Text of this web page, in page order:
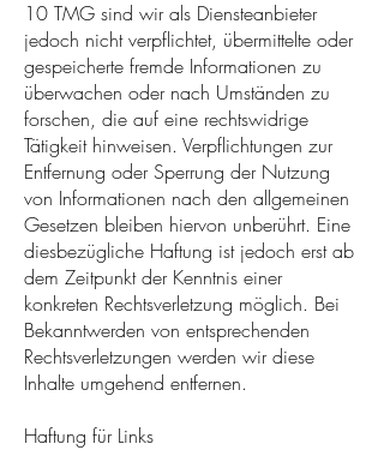
10 TMG sind wir als Diensteanbieter
jedoch nicht verpflichtet, übermittelte oder
gespeicherte fremde Informationen zu
überwachen oder nach Umständen zu
forschen, die auf eine rechtswidrige
Tätigkeit hinweisen. Verpflichtungen zur
Entfernung oder Sperrung der Nutzung
von Informationen nach den allgemeinen
Gesetzen bleiben hiervon unberührt. Eine
diesbezügliche Haftung ist jedoch erst ab
dem Zeitpunkt der Kenntnis einer
konkreten Rechtsverletzung möglich. Bei
Bekanntwerden von entsprechenden
Rechtsverletzungen werden wir diese
Inhalte umgehend entfernen.
Haftung für Links